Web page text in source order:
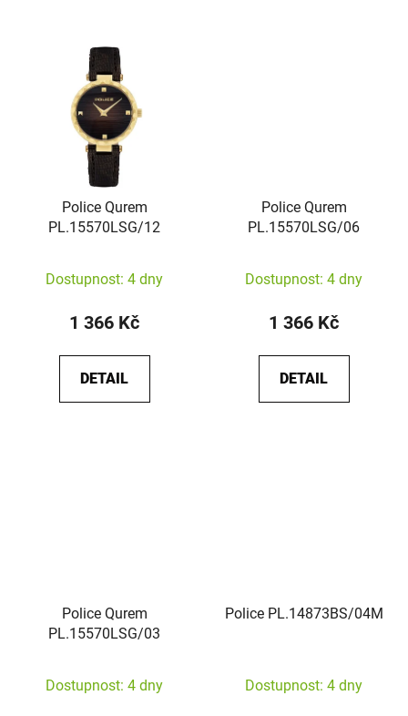
Police Qurem
PL.15570LSG/12
Dostupnost: 4 dny
1 366 Kč
DETAIL
Police Qurem
PL.15570LSG/06
Dostupnost: 4 dny
1 366 Kč
DETAIL
Police Qurem
PL.15570LSG/03
Dostupnost: 4 dny
Police PL.14873BS/04M
Dostupnost: 4 dny